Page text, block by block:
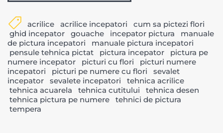
acrilice acrilice incepatori
cum sa pictezi flori
ghid incepator
gouache incepator pictura
manuale
de pictura incepatori
manuale pictura incepatori
pensule tehnica pictat
pictura incepator
pictura pe
numere incepator
picturi cu flori
picturi numere
incepatori
picturi pe numere cu flori
sevalet
incepator
sevalete incepatori
tehnica acrilice
tehnica acuarela
tehnica cutitului
tehnica desen
tehnica pictura pe numere
tehnici de pictura
tempera